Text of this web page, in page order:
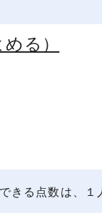
る）
きる点数は、１